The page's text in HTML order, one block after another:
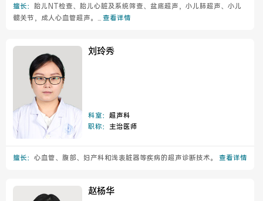
擅长： 胎儿NT检查、胎儿心脏及系统筛查、盆底超声，小儿肺超声、小儿
髋关节，成人心血管超声。... 查看详情
刘玲秀
科室：超声科
职称：主治医师
擅长： 心血管、腹部、妇产科和浅表脏器等疾病的超声诊断技术。 查看详情
赵杨华